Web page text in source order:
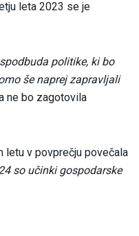
leta 2023 se je
politike, ki bo
še naprej zapravljali
ne bo zagotovila
letu v povprečju povečala
so učinki gospodarske